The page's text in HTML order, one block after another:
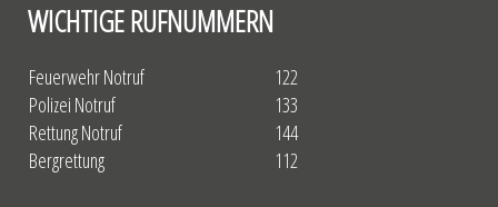
WICHTIGE RUFNUMMERN
Feuerwehr Notruf
Polizei Notruf
Rettung Notruf
Bergrettung
122
133
144
112